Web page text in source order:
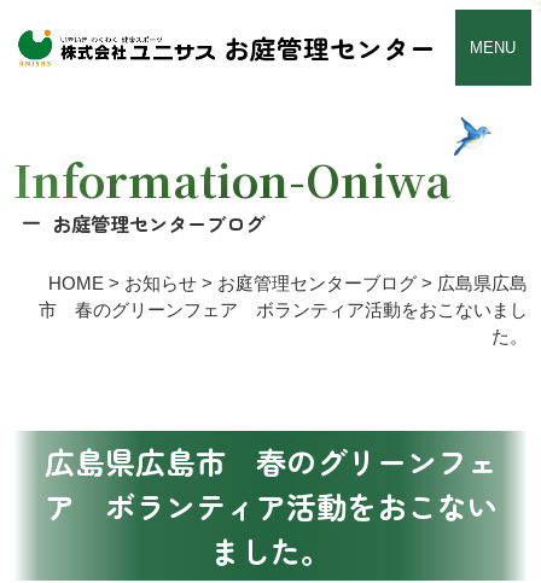
お庭管理センター MENU
Information-Oniwa
お庭管理センターブログ
HOME > お知らせ> お庭管理センターブログ> 広島県広島
市 春のグリーンフェア ボランティア活動をおこないまし
た。
広島県広島市 春のグリーンフェ
ア ボランティア活動をおこない
ました。